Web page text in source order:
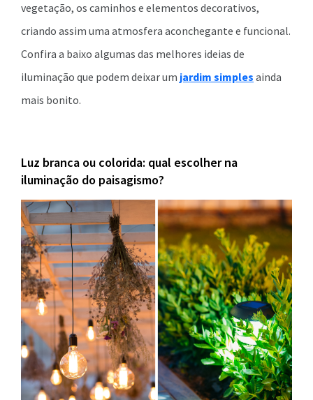
vegetação, os caminhos e elementos decorativos,
criando assim uma atmosfera aconchegante e funcional.
Confira a baixo algumas das melhores ideias de
iluminação que podem deixar um jardim simples ainda
mais bonito.
Luz branca ou colorida: qual escolher na
iluminação do paisagismo?